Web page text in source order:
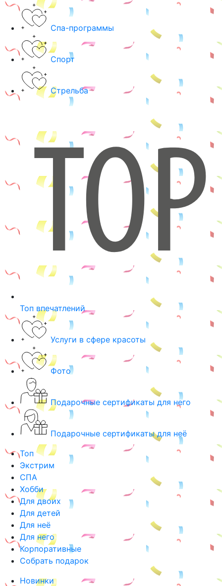
Спа-программы
Спорт
Стрельба
Топ впечатлений
Услуги в сфере красоты
Фото
Подарочные сертификаты для него
Подарочные сертификаты для неё
Топ
Экстрим
СПА
Хобби
Для двоих
Для детей
Для неё
Для него
Корпоративные
Собрать подарок
Новинки